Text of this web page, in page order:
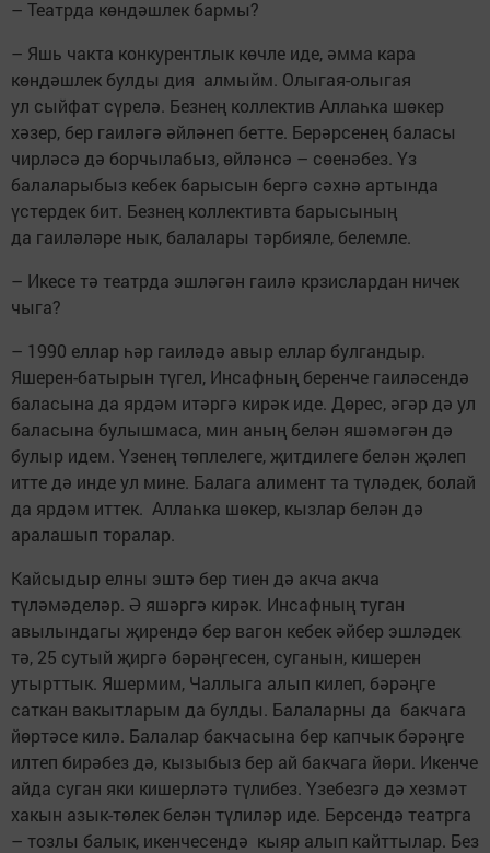
– Театрда көндәшлек бармы?
– Яшь чакта конкурентлык көчле иде, әмма кара
көндәшлек булды дия алмыйм. Олыгая-олыгая
ул сыйфат сүрелә. Безнең коллектив Аллаһка шөкер
хәзер, бер гаиләгә әйләнеп бетте. Берәрсенең баласы
чирләсә дә борчылабыз, өйләнсә – сөенәбез. Үз
балаларыбыз кебек барысын бергә сәхнә артында
үстердек бит. Безнең коллективта барысының
да гаиләләре нык, балалары тәрбияле, белемле.
– Икесе тә театрда эшләгән гаилә крзислардан ничек
чыга?
– 1990 еллар һәр гаиләдә авыр еллар булгандыр.
Яшерен-батырын түгел, Инсафның беренче гаиләсендә
баласына да ярдәм итәргә кирәк иде. Дөрес, әгәр дә ул
баласына булышмаса, мин аның белән яшәмәгән дә
булыр идем. Үзенең төплелеге, җитдилеге белән җәлеп
итте дә инде ул мине. Балага алимент та түләдек, болай
да ярдәм иттек. Аллаһка шөкер, кызлар белән дә
аралашып торалар.
Кайсыдыр елны эштә бер тиен дә акча акча
түләмәделәр. Ә яшәргә кирәк. Инсафның туган
авылындагы җирендә бер вагон кебек әйбер эшләдек
тә, 25 сутый җиргә бәрәңгесен, суганын, кишерен
утырттык. Яшермим, Чаллыга алып килеп, бәрәңге
саткан вакытларым да булды. Балаларны да бакчага
йөртәсе килә. Балалар бакчасына бер капчык бәрәңге
илтеп бирәбез дә, кызыбыз бер ай бакчага йөри. Икенче
айда суган яки кишерләтә түлибез. Үзебезгә дә хезмәт
хакын азык-төлек белән түлиләр иде. Берсендә театрга
– тозлы балык, икенчесендә кыяр алып кайттылар. Без